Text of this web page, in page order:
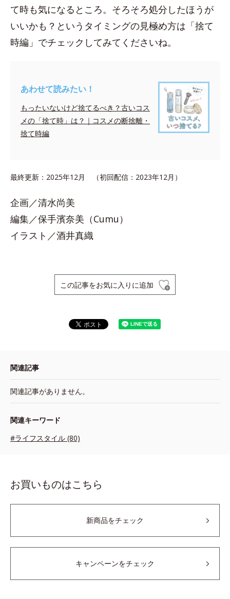
て時も気になるところ。そろそろ処分したほうが
いいかも？というタイミングの見極め方は「捨て
時編」でチェックしてみてくださいね。
あわせて読みたい！
もったいないけど捨てるべき？古いコス
メの「捨て時」は？｜コスメの断捨離・
捨て時編
最終更新：2025年12月 （初回配信：2023年12月）
企画／清水尚美
編集／保手濱奈美（Cumu）
イラスト／酒井真織
この記事をお気に入りに追加
関連記事
関連記事がありません。
関連キーワード
#ライフスタイル (80)
お買いものはこちら
新商品をチェック
キャンペーンをチェック